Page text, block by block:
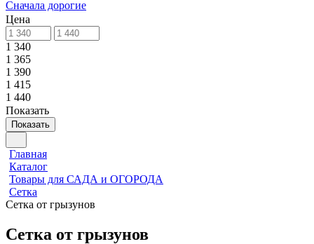
Сначала дорогие
Цена
1 340
1 365
1 390
1 415
1 440
Показать
Показать
Главная
Каталог
Товары для САДА и ОГОРОДА
Сетка
Сетка от грызунов
Сетка от грызунов